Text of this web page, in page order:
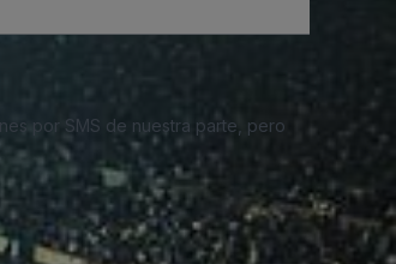
por SMS de nuestra parte, pero